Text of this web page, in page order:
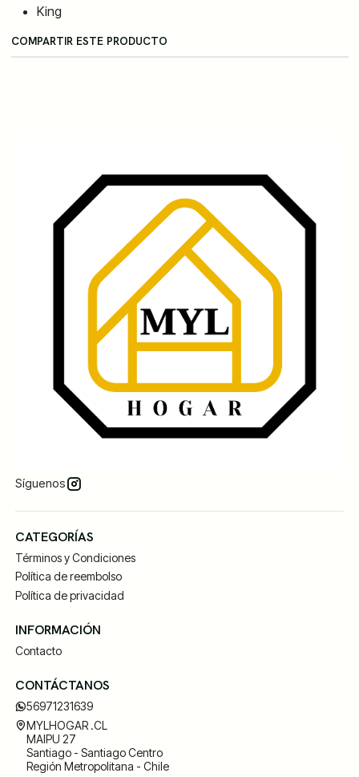
King
COMPARTIR ESTE PRODUCTO
Síguenos
CATEGORÍAS
Términos y Condiciones
Política de reembolso
Política de privacidad
INFORMACIÓN
Contacto
CONTÁCTANOS
56971231639
MYLHOGAR .CL
MAIPU 27
Santiago - Santiago Centro
Región Metropolitana - Chile